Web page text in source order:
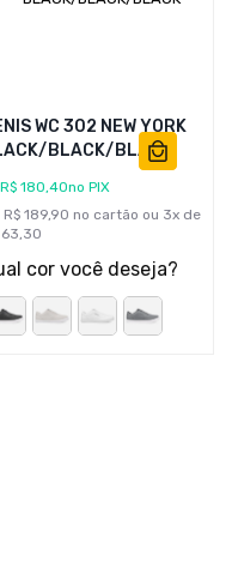
WC 302 NEW YORK
BLACK/BLACK
R$ 180,40no PIX
R$ 189,90 no cartão ou 3x de
63,30
cor você deseja?